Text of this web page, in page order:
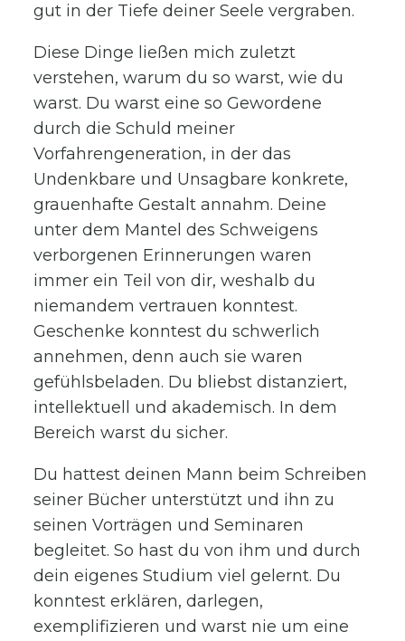
gut in der Tiefe deiner Seele vergraben.
Diese Dinge ließen mich zuletzt
verstehen, warum du so warst, wie du
warst. Du warst eine so Gewordene
durch die Schuld meiner
Vorfahrengeneration, in der das
Undenkbare und Unsagbare konkrete,
grauenhafte Gestalt annahm. Deine
unter dem Mantel des Schweigens
verborgenen Erinnerungen waren
immer ein Teil von dir, weshalb du
niemandem vertrauen konntest.
Geschenke konntest du schwerlich
annehmen, denn auch sie waren
gefühlsbeladen. Du bliebst distanziert,
intellektuell und akademisch. In dem
Bereich warst du sicher.
Du hattest deinen Mann beim Schreiben
seiner Bücher unterstützt und ihn zu
seinen Vorträgen und Seminaren
begleitet. So hast du von ihm und durch
dein eigenes Studium viel gelernt. Du
konntest erklären, darlegen,
exemplifizieren und warst nie um eine